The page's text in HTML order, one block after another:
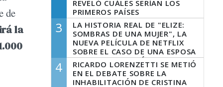
de
la
REVELÓ CUÁLES SERÍAN LOS
PRIMEROS PAÍSES
LATINOAMERICANOS EN SER
DERROTADOS
3
LA HISTORIA REAL DE "ELIZE:
SOMBRAS DE UNA MUJER", LA
NUEVA PELÍCULA DE NETFLIX
SOBRE EL CASO DE UNA ESPOSA
QUE DESCUARTIZÓ A SU
MARIDO
4
RICARDO LORENZETTI SE METIÓ
EN EL DEBATE SOBRE LA
INHABILITACIÓN DE CRISTINA